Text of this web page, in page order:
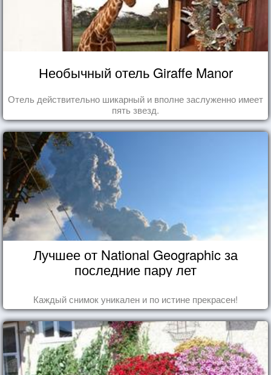
Необычный отель Giraffe Manor
Отель действительно шикарный и вполне заслуженно имеет
пять звезд.
Лучшее от National Geographic за
последние пару лет
Каждый снимок уникален и по истине прекрасен!